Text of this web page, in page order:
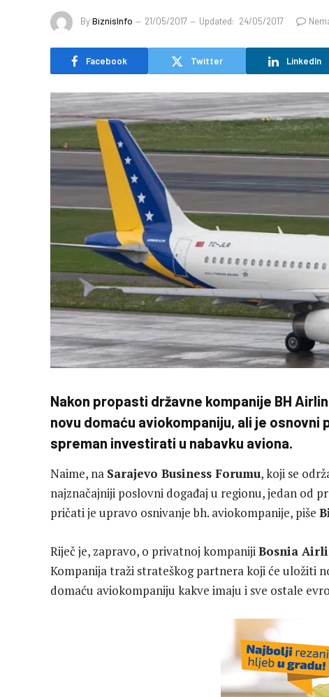
ByBiznisInfo 21/05/2017 Updated: 24/05/2017
Facebook Twitter LinkedIn
Nakon propasti državne kompanije BH
novu domaću aviokompaniju, ali je
spreman investirati u nabavku aviona.
Naime, na Sarajevo Business Forumu, koji se
najznačajniji poslovni događaj u regionu, jedan od
pričati je upravo osnivanje bh. aviokompanije, piše
Riječ je, zapravo, o privatnoj kompaniji Bosnia
Kompanija traži strateškog partnera koji će uložiti
domaću aviokompaniju kakve imaju i sve ostale